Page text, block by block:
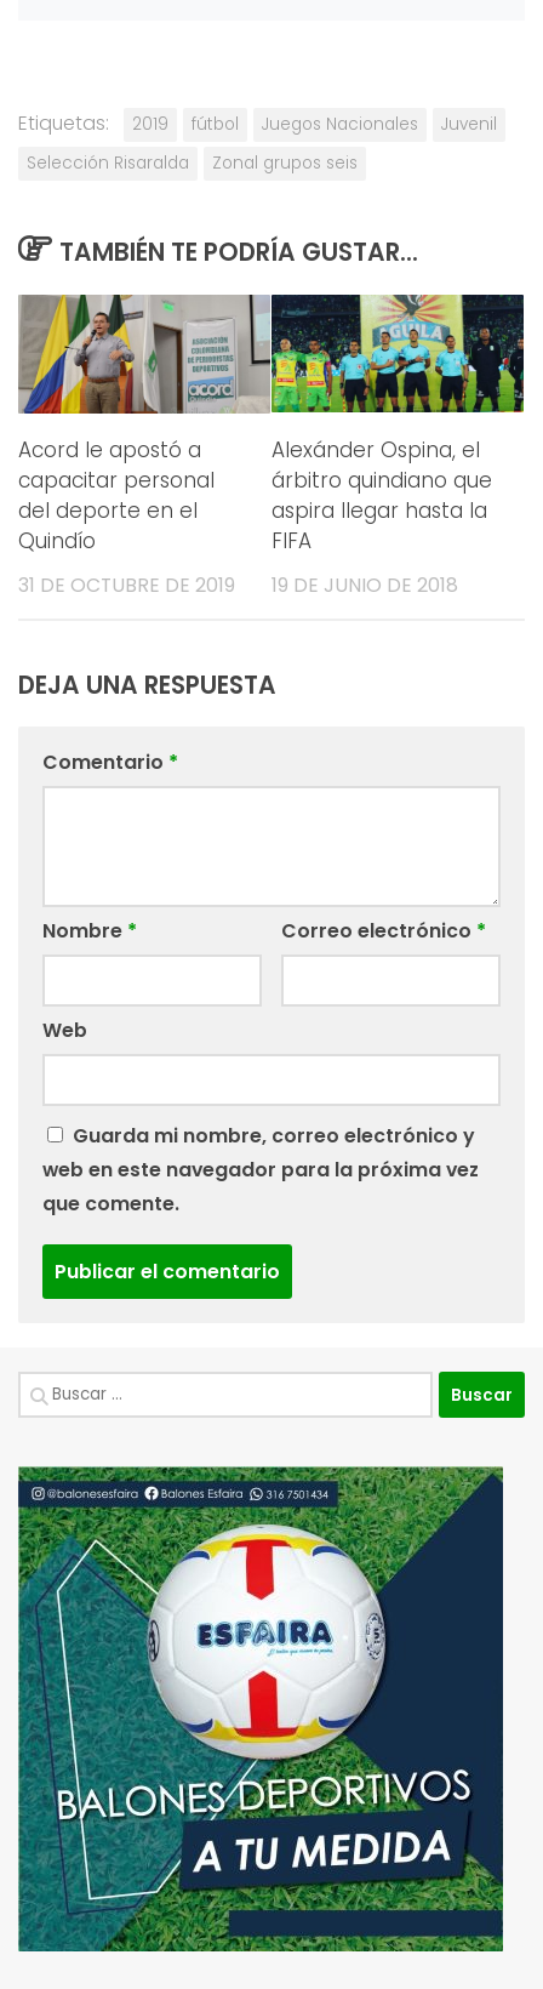
Etiquetas: 2019 fútbol Juegos Nacionales
Juvenil
Selección Risaralda
Zonal grupos seis
TAMBIÉN TE PODRÍA GUSTAR...
Acord le apostó a
capacitar personal
del deporte en el
Quindío
31 DE OCTUBRE DE 2019
Alexánder Ospina, el
árbitro quindiano que
aspira llegar hasta la
FIFA
19 DE JUNIO DE 2018
DEJA UNA RESPUESTA
Comentario *
Nombre * Correo electrónico *
Web
Guarda mi nombre, correo electrónico y
web en este navegador para la próxima vez
que comente.
Buscar: